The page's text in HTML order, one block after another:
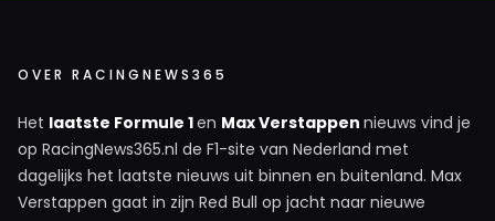
OVER RACINGNEWS365
Het laatste Formule 1en Max Verstappen nieuws vind je
op RacingNews365.nl de F1-site van Nederland met
dagelijks het laatste nieuws uit binnen en buitenland. Max
Verstappen gaat in zijn Red Bull op jacht naar nieuwe